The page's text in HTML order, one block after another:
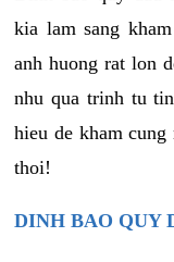
kia lam sang
anh huong rat lon
nhu qua trinh tu
hieu de kham
thoi!
DINH BAO QUY